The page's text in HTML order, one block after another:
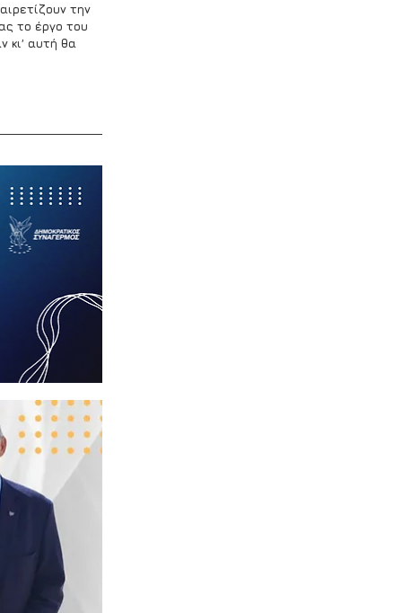
την
το έργο του
κι’ αυτή θα